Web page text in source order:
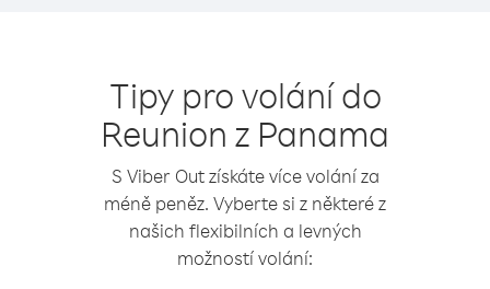
Tipy pro volání do
Reunion z Panama
S Viber Out získáte více volání za
méně peněz. Vyberte si z některé z
našich flexibilních a levných
možností volání: